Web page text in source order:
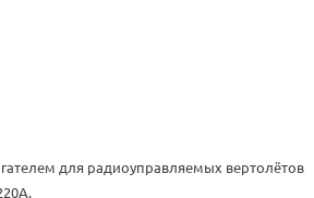
для радиоуправляемых вертолётов